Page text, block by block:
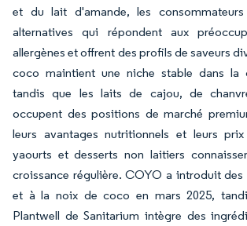
et du lait d'amande, les consommateurs
alternatives qui répondent aux
allergènes et offrent des profils de saveurs
coco maintient une niche stable dans la
tandis que les laits de cajou, de
occupent des positions de marché
leurs avantages nutritionnels et leurs
yaourts et desserts non laitiers
croissance régulière. COYO a introduit des
et à la noix de coco en mars 2025,
Plantwell de Sanitarium intègre des